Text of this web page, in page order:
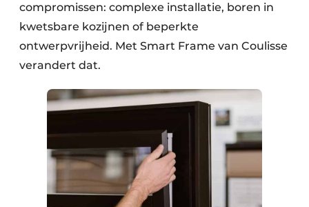
compromissen: complexe installatie, boren in
kwetsbare kozijnen of beperkte
ontwerpvrijheid. Met Smart Frame van Coulisse
verandert dat.